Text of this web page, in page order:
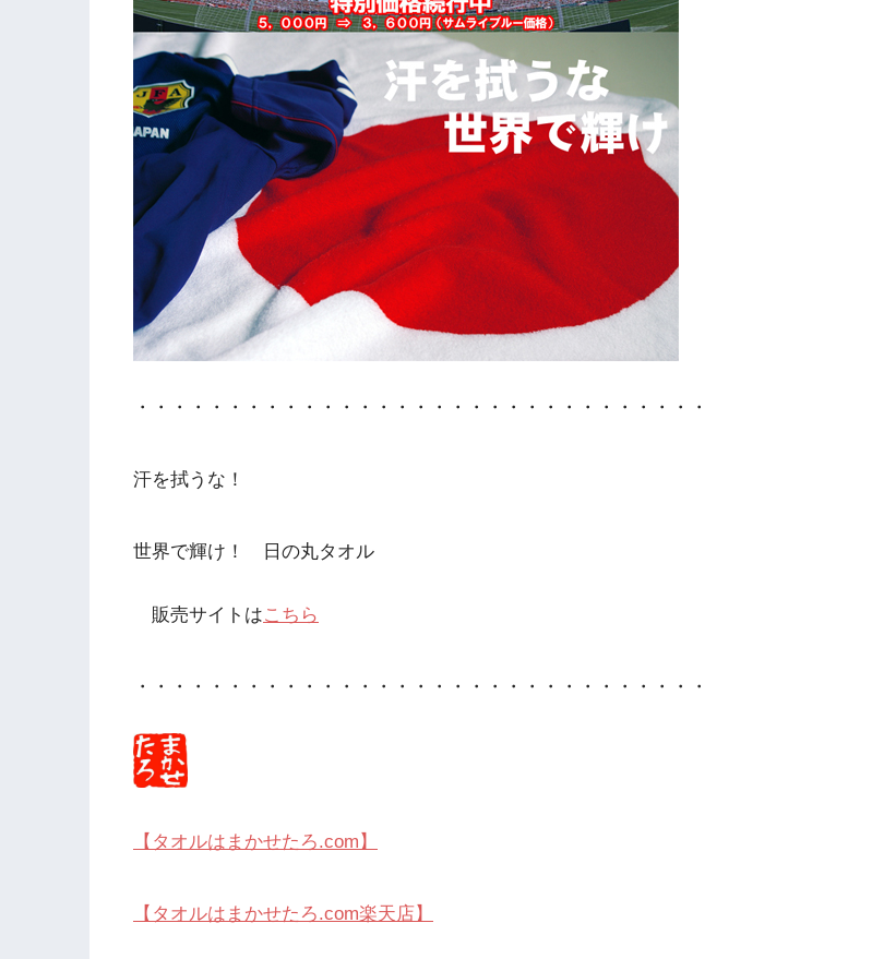
・・・・・・・・・・・・・・・・・・・・・・・・・・・・・・・
汗を拭うな！
世界で輝け！ 日の丸タオル
販売サイトはこちら
・・・・・・・・・・・・・・・・・・・・・・・・・・・・・・・
【タオルはまかせたろ.com】
【タオルはまかせたろ.com楽天店】